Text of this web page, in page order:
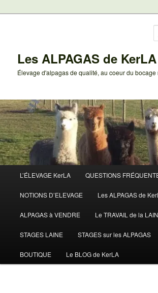
Les ALPAGAS de KerLA
Élevage d'alpagas de qualité, au coeur du
principal
L’ÉLEVAGE KerLA QUESTIONS
NOTIONS D’ELEVAGE Les ALPAGAS de
ALPAGAS à VENDRE Le TRAVAIL de la
STAGES LAINE STAGES sur les ALPAGAS
BOUTIQUE Le BLOG de KerLA